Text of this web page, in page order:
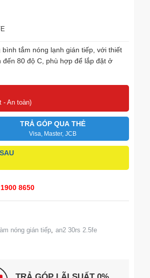
tắm nóng lạnh gián tiếp, với thiết
80 độ C, phù hợp để lắp đặt ở
- An toàn)
TRẢ GÓP QUA THẺ
Visa, Master, JCB
1900 8650
làm nóng gián tiếp, an2 30rs 2.5fe